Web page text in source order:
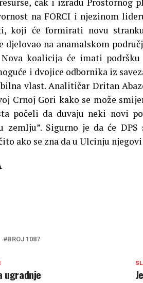
na FORCI i njezinom
koji će formirati novu
djelovao na anamalskom
koalicija će imati
i dvojice odbornika iz
vlast. Analitičar Dritan
Crnoj Gori kako se može
počeli da duvaju neki novi
zemlju”. Sigurno je da će
ako se zna da u Ulcinju
BROJ 1087
ugradnje